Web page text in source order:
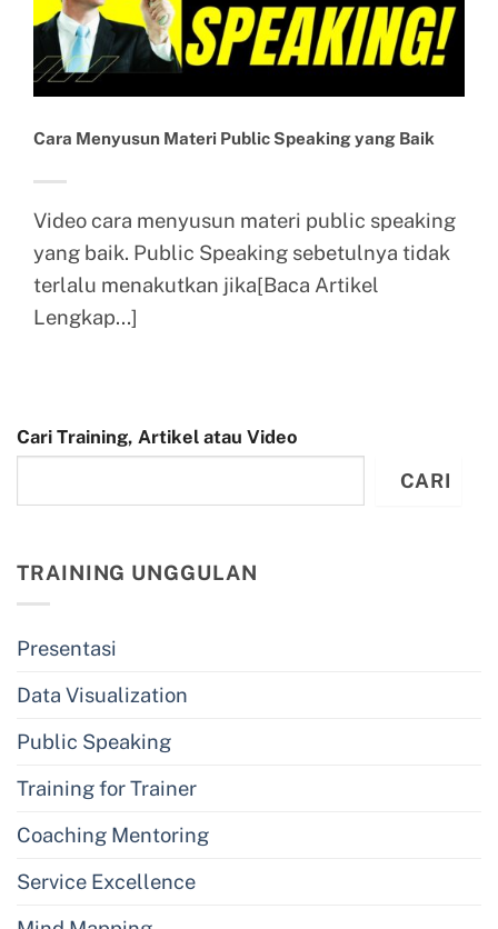
Cara Menyusun Materi Public Speaking yang Baik
Video cara menyusun materi public speaking
yang baik. Public Speaking sebetulnya tidak
terlalu menakutkan jika[Baca Artikel
Lengkap...]
Cari Training, Artikel atau Video
CARI
TRAINING UNGGULAN
Presentasi
Data Visualization
Public Speaking
Training for Trainer
Coaching Mentoring
Service Excellence